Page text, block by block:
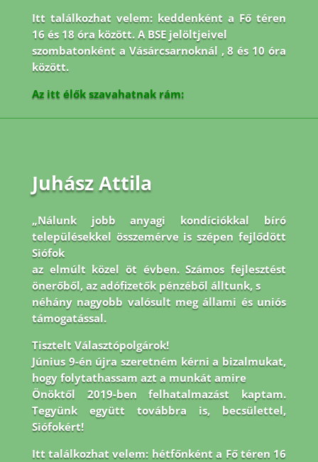
Itt találkozhat velem: keddenként a Fő téren
16 és 18 óra között. A BSE jelöltjeivel
szombatonként a Vásárcsarnoknál , 8 és 10 óra
között.
Az itt élők szavahatnak rám:
Juhász Attila
„Nálunk jobb anyagi kondíciókkal bíró
településekkel összemérve is szépen fejlődött
Siófok
az elmúlt közel öt évben. Számos fejlesztést
önerőből, az adófizetők pénzéből álltunk, s
néhány nagyobb valósult meg állami és uniós
támogatással.
Tisztelt Választópolgárok!
Június 9-én újra szeretném kérni a bizalmukat,
hogy folytathassam azt a munkát amire
Önöktől 2019-ben felhatalmazást kaptam.
Tegyünk együtt továbbra is, becsülettel,
Siófokért!
Itt találkozhat velem: hétfőnként a Fő téren 16